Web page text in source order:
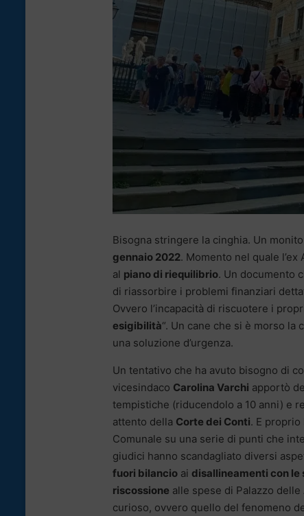
Bisogna stringere la cinghia. Un
gennaio 2022. Momento nel quale
al piano di riequilibrio. Un documento
di riassorbire i problemi finanziari
Ovvero l’incapacità di riscuotere i
esigibilità“. Un cane che si è morso la
una soluzione d’urgenza.
Un tentativo che ha avuto bisogno di
vicesindaco Carolina Varchi apportò
tempistiche (riducendolo a 10 anni) e
attento della Corte dei Conti. E proprio
Comunale su una serie di punti che
giudici hanno scandagliato diversi
fuori bilancio ai disallineamenti con
riscossione alle spese di Palazzo
curioso, ovvero quello del fenomeno